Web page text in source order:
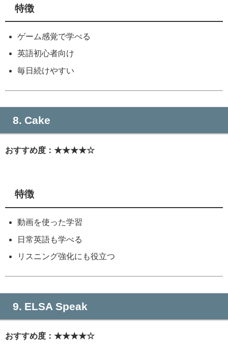
特徴
ゲーム感覚で学べる
英語初心者向け
毎日続けやすい
8. Cake
おすすめ度：★★★★☆
特徴
動画を使った学習
日常英語も学べる
リスニング強化にも役立つ
9. ELSA Speak
おすすめ度：★★★★☆